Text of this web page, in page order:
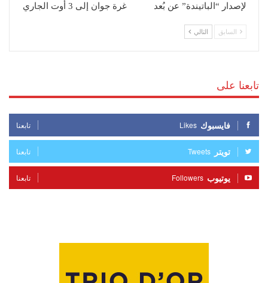
لإصدار “الباتيندة” عن بُعد
غرة جوان إلى 3 أوت الجاري
السابق التالي
تابعنا على
فايسبوك Likes تابعنا
تويتر Tweets تابعنا
يوتيوب Followers تابعنا